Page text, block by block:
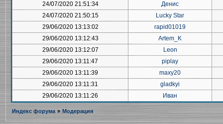
24/07/2020 21:51:34
Денис
24/07/2020 21:50:15
Lucky Star
29/06/2020 13:13:02
rapid01019
29/06/2020 13:12:43
Artem_K
29/06/2020 13:12:07
Leon
29/06/2020 13:11:47
piplay
29/06/2020 13:11:39
maxy20
29/06/2020 13:11:31
gladkyi
29/06/2020 13:11:26
Иван
Индекс форума » Модерация